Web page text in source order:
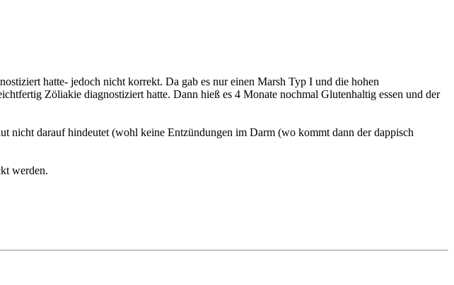
hatte- jedoch nicht korrekt. Da gab es nur einen Marsh Typ I und die hohen
Zöliakie diagnostiziert hatte. Dann hieß es 4 Monate nochmal Glutenhaltig essen und der
nicht darauf hindeutet (wohl keine Entzündungen im Darm (wo kommt dann der dappisch
werden.